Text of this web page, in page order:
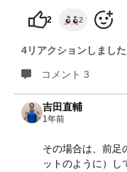
2 2
4リアクションしました
コメント 3
吉田直輔
1年前
その場合は、前足
ットのように）し